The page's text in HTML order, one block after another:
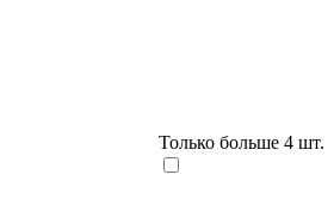
Только больше 4 шт.